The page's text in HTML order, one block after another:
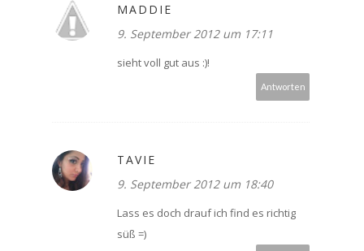
MADDIE
9. September 2012 um 17:11
sieht voll gut aus :)!
Antworten
TAVIE
9. September 2012 um 18:40
Lass es doch drauf ich find es richtig
süß =)